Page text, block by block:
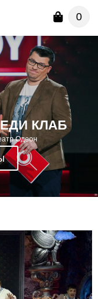
0
КЛАБ
Одеон